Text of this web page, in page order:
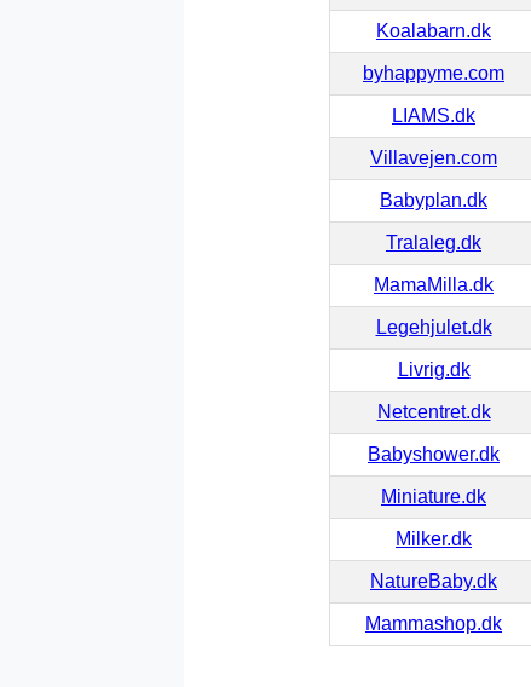
Koalabarn.dk
byhappyme.com
LIAMS.dk
Villavejen.com
Babyplan.dk
Tralaleg.dk
MamaMilla.dk
Legehjulet.dk
Livrig.dk
Netcentret.dk
Babyshower.dk
Miniature.dk
Milker.dk
NatureBaby.dk
Mammashop.dk